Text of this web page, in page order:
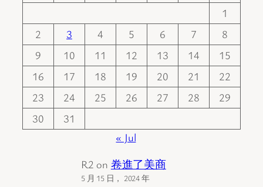
1
2
3 4 5 6 7
8
9
10 11 12 13 14
15
16
17 18 19 20 21
22
23
24 25 26 27 28
29
30
31
« Jul
R2 on 卷進了美商
5 月 15 日， 2024 年